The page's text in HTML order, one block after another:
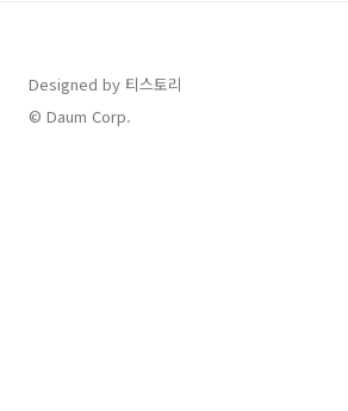
림청, 지방자치단체(도 산림과), 소방청산불 대응
3단계별 상세 기준 및 조치1단계: 초동 대응 중심
항목 내용발령 기준산불 발생 직후, 초동 진화 가
Designed by 티스토리
© Daum Corp.